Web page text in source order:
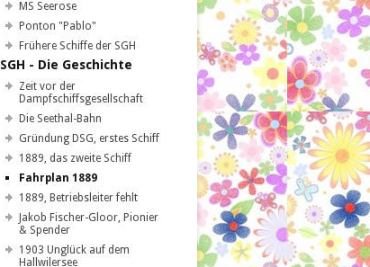
MS Seerose
Ponton "Pablo"
Frühere Schiffe der SGH
SGH - Die Geschichte
Zeit vor der
Dampfschiffsgesellschaft
Die Seethal-Bahn
Gründung DSG, erstes Schiff
1889, das zweite Schiff
Fahrplan 1889
1889, Betriebsleiter fehlt
Jakob Fischer-Gloor, Pionier
& Spender
1903 Unglück auf dem
Hallwilersee